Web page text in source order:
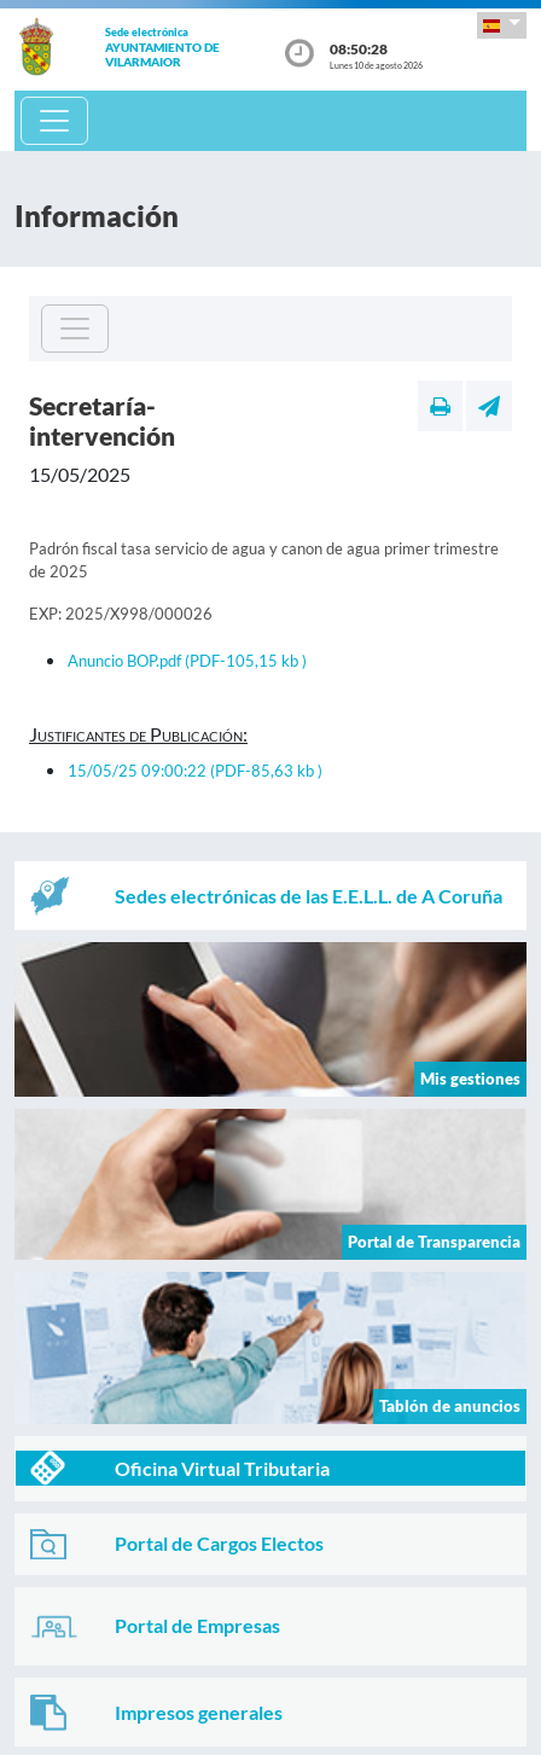
Sede electrónica
AYUNTAMIENTO DE
VILARMAIOR
08:50:28
Lunes 10 de agosto 2026
Información
Secretaría-
intervención
15/05/2025
Padrón fiscal tasa servicio de agua y canon de agua primer trimestre
de 2025
EXP: 2025/X998/000026
Anuncio BOP.pdf(PDF-105,15 kb )
Justificantes de Publicación:
15/05/25 09:00:22 (PDF-85,63 kb )
Sedes electrónicas de las E.E.L.L. de A Coruña
Mis gestiones
Portal de Transparencia
Tablón de anuncios
Oficina Virtual Tributaria
Portal de Cargos Electos
Portal de Empresas
Impresos generales